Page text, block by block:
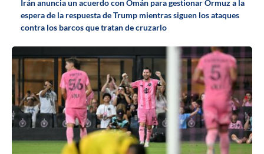
Irán anuncia un acuerdo con Omán para gestionar Ormuz a la
espera de la respuesta de Trump mientras siguen los ataques
contra los barcos que tratan de cruzarlo